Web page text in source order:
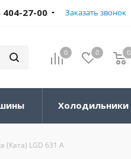
404-27-00 Заказать звонок
0 0 0
0
Холодильники
(Ката) LGD 631 A